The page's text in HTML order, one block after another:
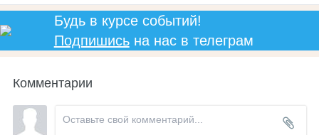
Будь в курсе событий!
Подпишисьна нас в телеграм
Комментарии